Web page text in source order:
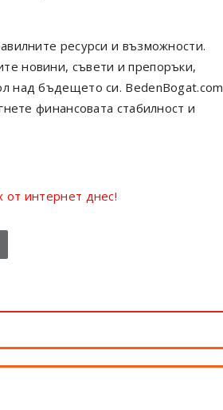
ресурси и възможности.
новини, съвети и препоръки,
над бъдещето си. BedenBogat.com
финансовата стабилност и
от интернет днес!